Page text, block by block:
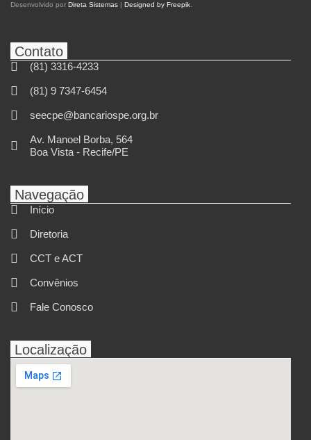
Desenvolvido por Direta Sistemas | Designed by Freepik
Contato
(81) 3316-4233
(81) 9 7347-6454
seecpe@bancariospe.org.br
Av. Manoel Borba, 564
Boa Vista - Recife/PE
Navegação
Início
Diretoria
CCT e ACT
Convênios
Fale Conosco
Localização